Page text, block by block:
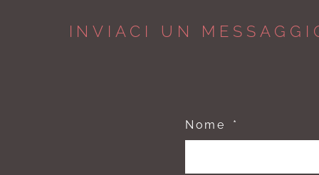
INVIACI UN
Nome